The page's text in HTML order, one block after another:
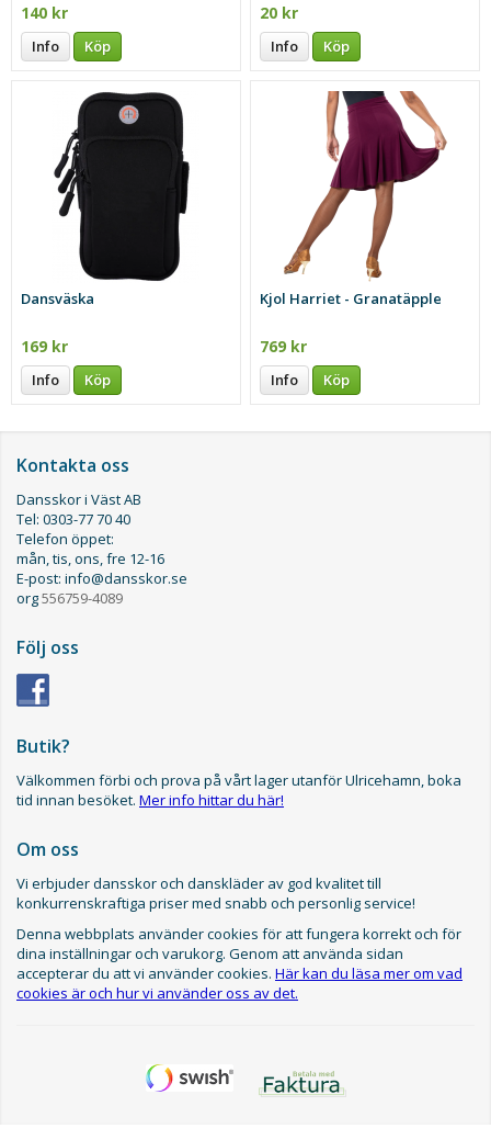
140 kr
Info Köp
20 kr
Info Köp
Dansväska
169 kr
Info Köp
Kjol Harriet - Granatäpple
769 kr
Info Köp
Kontakta oss
Dansskor i Väst AB
Tel: 0303-77 70 40
Telefon öppet:
mån, tis, ons, fre 12-16
E-post: info@dansskor.se
org556759-4089
Följ oss
Butik?
Välkommen förbi och prova på vårt lager utanför Ulricehamn, boka
tid innan besöket. Mer info hittar du här!
Om oss
Vi erbjuder dansskor och danskläder av god kvalitet till
konkurrenskraftiga priser med snabb och personlig service!
Denna webbplats använder cookies för att fungera korrekt och för
dina inställningar och varukorg. Genom att använda sidan
accepterar du att vi använder cookies. Här kan du läsa mer om vad
cookies är och hur vi använder oss av det.